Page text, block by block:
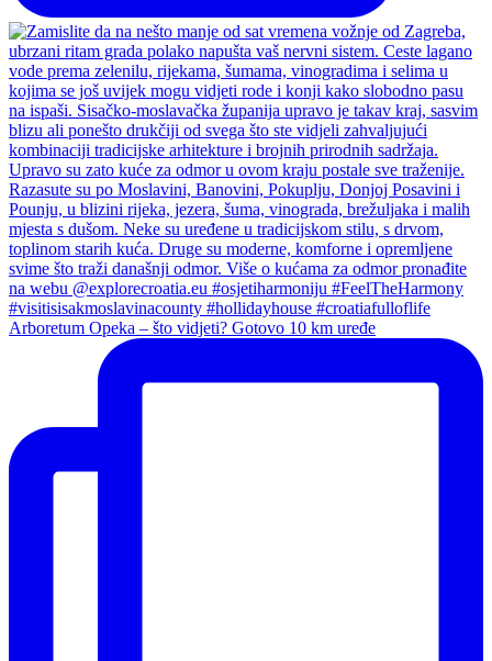
Arboretum Opeka – što vidjeti? Gotovo 10 km uređe